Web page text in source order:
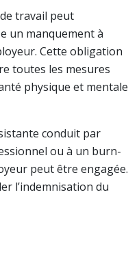
travail peut
un manquement à
Cette obligation
toutes les mesures
physique et mentale
conduit par
ou à un burn-
peut être engagée.
l’indemnisation du